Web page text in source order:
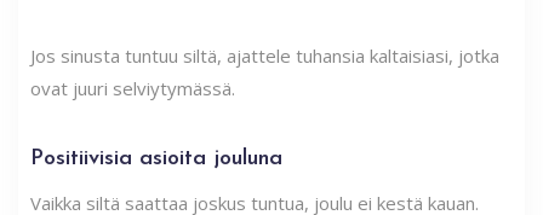
Jos sinusta tuntuu siltä, ​​ajattele tuhansia kaltaisiasi, jotka
ovat juuri selviytymässä.
Positiivisia asioita jouluna
Vaikka siltä saattaa joskus tuntua, joulu ei kestä kauan.